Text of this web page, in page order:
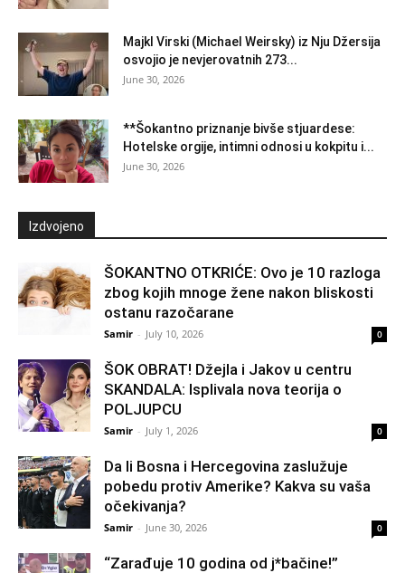
Majkl Virski (Michael Weirsky) iz Nju Džersija
osvojio je nevjerovatnih 273...
June 30, 2026
**Šokantno priznanje bivše stjuardese:
Hotelske orgije, intimni odnosi u kokpitu i...
June 30, 2026
Izdvojeno
ŠOKANTNO OTKRIĆE: Ovo je 10 razloga
zbog kojih mnoge žene nakon bliskosti
ostanu razočarane
Samir - July 10, 2026 0
ŠOK OBRAT! Džejla i Jakov u centru
SKANDALA: Isplivala nova teorija o
POLJUPCU
Samir - July 1, 2026 0
Da li Bosna i Hercegovina zaslužuje
pobedu protiv Amerike? Kakva su vaša
očekivanja?
Samir - June 30, 2026 0
“Zarađuje 10 godina od j*bačine!”